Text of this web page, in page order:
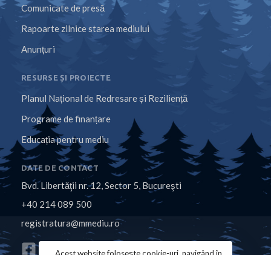
Comunicate de presă
Rapoarte zilnice starea mediului
Anunțuri
RESURSE ȘI PROIECTE
Planul Național de Redresare și Reziliență
Programe de finanțare
Educația pentru mediu
DATE DE CONTACT
Bvd. Libertăţii nr. 12, Sector 5, Bucureşti
+40 214 089 500
registratura@mmediu.ro